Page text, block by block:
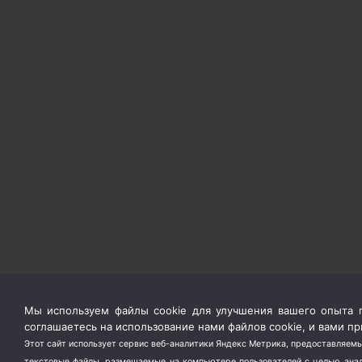
Мы используем файлы cookie для улучшения вашего опыта
соглашаетесь на использование нами файлов cookie, и вами
Этот сайт использует сервис веб-аналитики Яндекс Метрика,